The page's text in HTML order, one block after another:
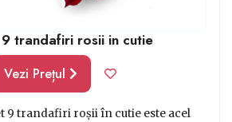
trandafiri rosii in cutie
Vezi Prețul
9 trandafiri roșii în cutie este acel